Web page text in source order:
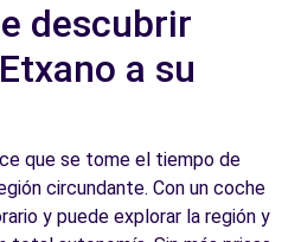
descubrir
a su
que se tome el tiempo de
circundante. Con un coche
y puede explorar la región y